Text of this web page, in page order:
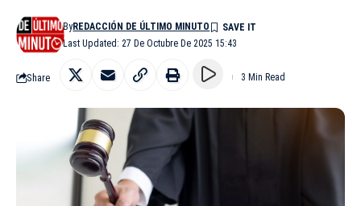
Last Updated: 27 De Octubre De 2025 15:43
ByREDACCIÓN DE ÚLTIMO MINUTO
Share 3 Min Read